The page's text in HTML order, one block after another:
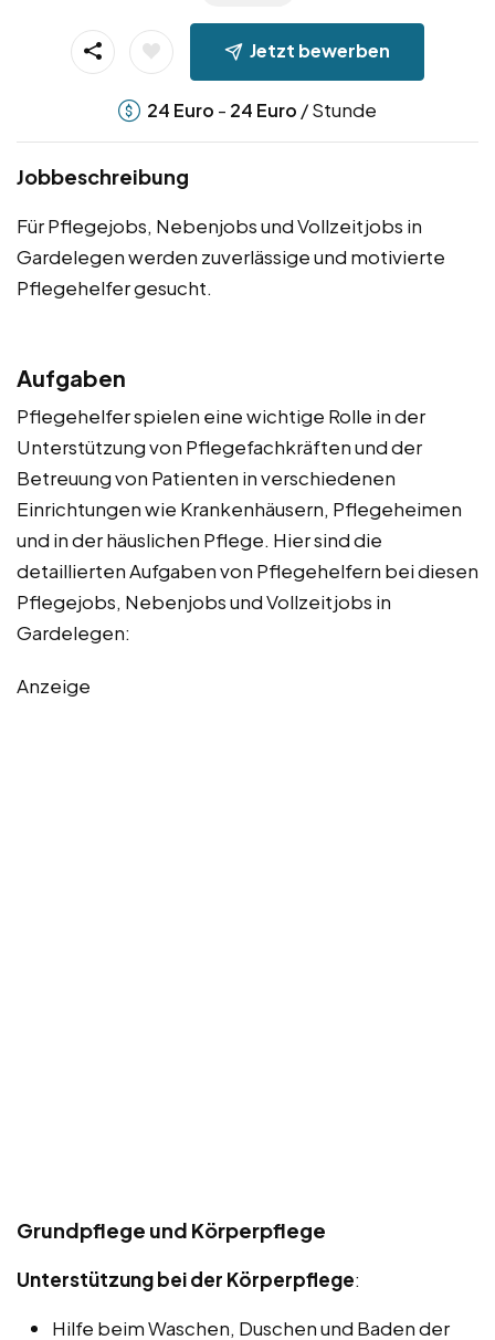
Jetzt bewerben
24 Euro - 24 Euro / Stunde
Jobbeschreibung
Für Pflegejobs, Nebenjobs und Vollzeitjobs in
Gardelegen werden zuverlässige und motivierte
Pflegehelfer gesucht.
Aufgaben
Pflegehelfer spielen eine wichtige Rolle in der
Unterstützung von Pflegefachkräften und der
Betreuung von Patienten in verschiedenen
Einrichtungen wie Krankenhäusern, Pflegeheimen
und in der häuslichen Pflege. Hier sind die
detaillierten Aufgaben von Pflegehelfern bei diesen
Pflegejobs, Nebenjobs und Vollzeitjobs in
Gardelegen:
Anzeige
Grundpflege und Körperpflege
Unterstützung bei der Körperpflege:
Hilfe beim Waschen, Duschen und Baden der